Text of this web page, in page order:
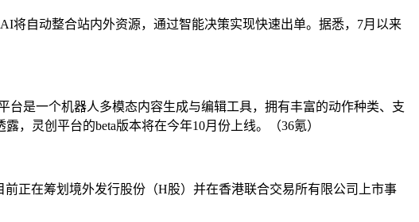
将自动整合站内外资源，通过智能决策实现快速出单。据悉，7月以来
是一个机器人多模态内容生成与编辑工具，拥有丰富的动作种类、支
，灵创平台的beta版本将在今年10月份上线。（36氪）
正在筹划境外发行股份（H股）并在香港联合交易所有限公司上市事